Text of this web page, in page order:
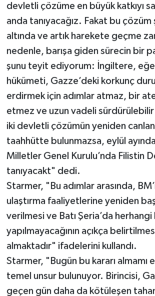
devletli çözüme en büyük katkıyı
anda tanıyacağız. Fakat bu
altında ve artık harekete geçme
nedenle, barışa giden sürecin bir
şunu teyit ediyorum: İngiltere,
hükümeti, Gazze’deki korkunç
erdirmek için adımlar atmaz, bir
etmez ve uzun vadeli sürdürülebilir
iki devletli çözümün yeniden
taahhütte bulunmazsa, eylül
Milletler Genel Kurulu’nda Filistin
tanıyacakt" dedi.
Starmer, "Bu adımlar arasında,
ulaştırma faaliyetlerine yeniden
verilmesi ve Batı Şeria’da herhangi
yapılmayacağının açıkça
almaktadır" ifadelerini kullandı.
Starmer, "Bugün bu kararı almamı
temel unsur bulunuyor. Birincisi,
geçen gün daha da kötüleşen